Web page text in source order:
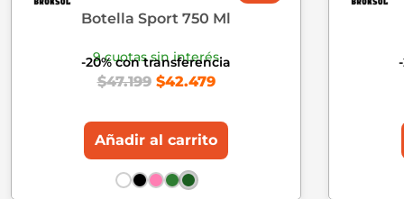
Botella Sport 750 Ml
9 cuotas sin interés
-20% con transferencia
$47.199 $42.479
Añadir al carrito